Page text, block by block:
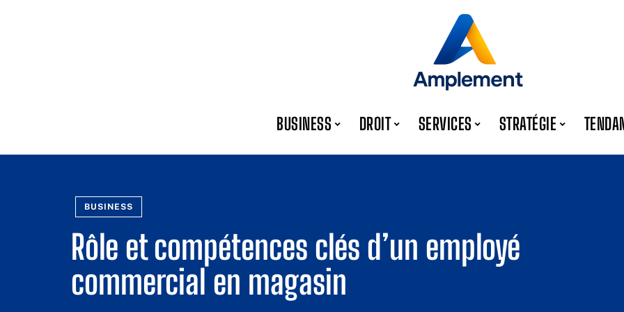
BUSINESS DROIT SERVICES STRATÉGIE
BUSINESS
Rôle et compétences clés d’un employé
commercial en magasin